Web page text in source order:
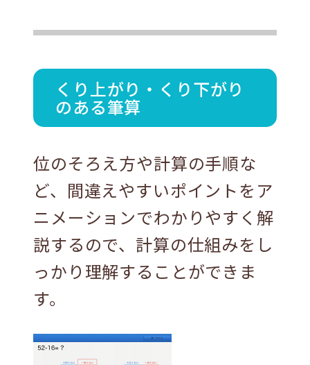
くり上がり・くり下がり
のある筆算
位のそろえ⽅や計算の⼿順な
ど、間違えやすいポイントをア
ニメーションでわかりやすく解
説するので、計算の仕組みをし
っかり理解することができま
す。